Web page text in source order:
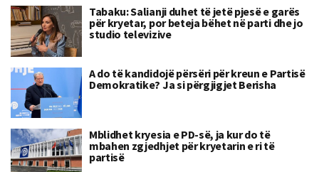
Tabaku: Salianji duhet të jetë pjesë e garës
për kryetar, por beteja bëhet në parti dhe jo
studio televizive
A do të kandidojë përsëri për kreun e Partisë
Demokratike? Ja si përgjigjet Berisha
Mblidhet kryesia e PD-së, ja kur do të
mbahen zgjedhjet për kryetarin e ri të
partisë